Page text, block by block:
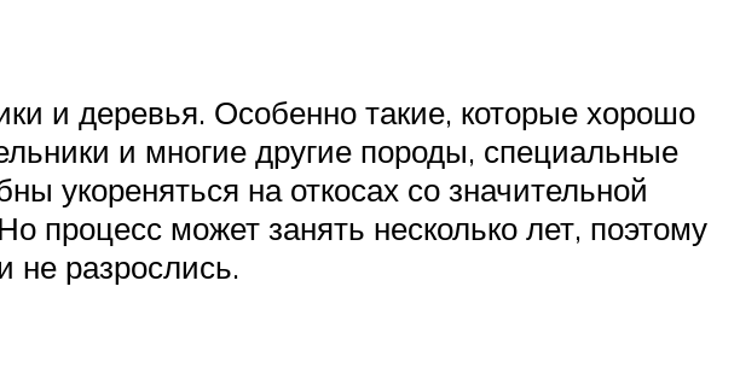
и деревья. Особенно такие, которые хорошо
и многие другие породы, специальные
укореняться на откосах со значительной
процесс может занять несколько лет, поэтому
не разрослись.